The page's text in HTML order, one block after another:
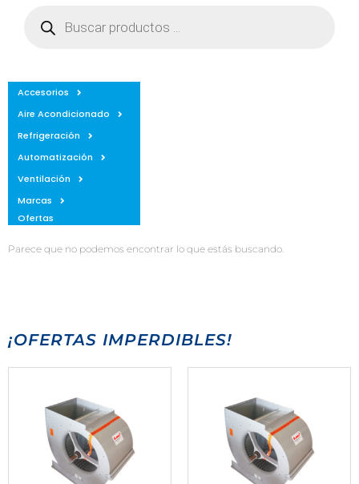
Accesorios
Aire Acondicionado
Refrigeración
Automatización
Ventilación
Marcas
Ofertas
Parece que no podemos encontrar lo que estás buscando.
¡OFERTAS IMPERDIBLES!